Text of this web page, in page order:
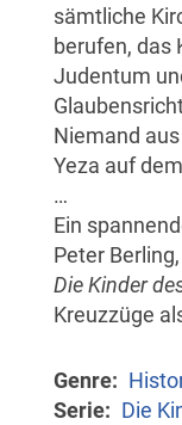
sämtliche
berufen, das
Judentum
Niemand
Yeza auf
…
Ein
Peter
Die Kinder
Kreuzzüge
Genre
Serie
Die